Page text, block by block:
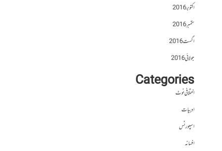
اکتوبر 2016
ستمبر 2016
اگست 2016
جولائی 2016
Categories
اختلافی نوٹ
ادبیات
اسپورٹس
افسانہ